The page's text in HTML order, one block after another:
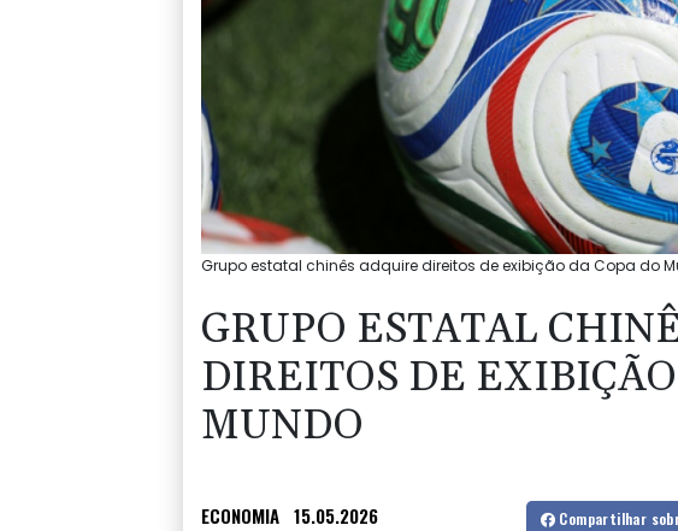
Grupo estatal chinês adquire direitos de exibição da Copa do
GRUPO ESTATAL
DIREITOS DE
MUNDO
ECONOMIA 15.05.2026 Compartilhar